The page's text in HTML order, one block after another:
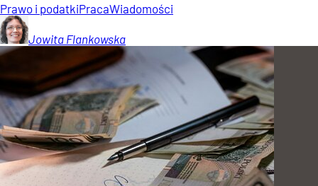
Prawo i podatkiPracaWiadomości
Jowita Flankowska